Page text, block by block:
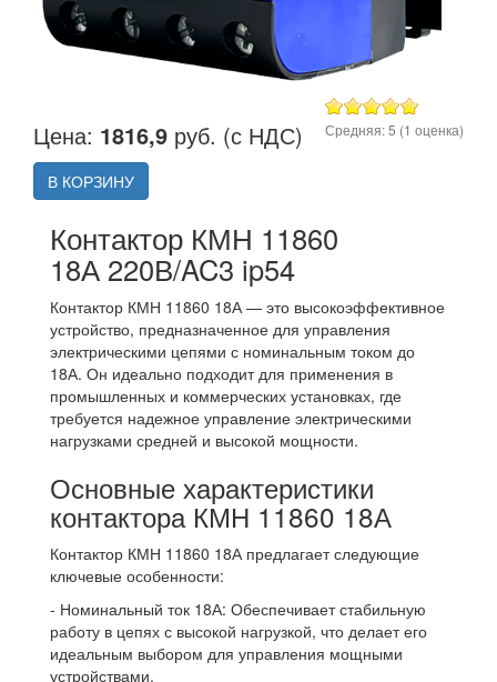
Цена: 1816,9 руб. (с НДС)
В КОРЗИНУ
Средняя:5 (1 оценка)
Контактор КМН 11860
18А 220В/AC3 ip54
Контактор КМН 11860 18А — это высокоэффективное
устройство, предназначенное для управления
электрическими цепями с номинальным током до
18А. Он идеально подходит для применения в
промышленных и коммерческих установках, где
требуется надежное управление электрическими
нагрузками средней и высокой мощности.
Основные характеристики
контактора КМН 11860 18А
Контактор КМН 11860 18А предлагает следующие
ключевые особенности:
- Номинальный ток 18А: Обеспечивает стабильную
работу в цепях с высокой нагрузкой, что делает его
идеальным выбором для управления мощными
устройствами.